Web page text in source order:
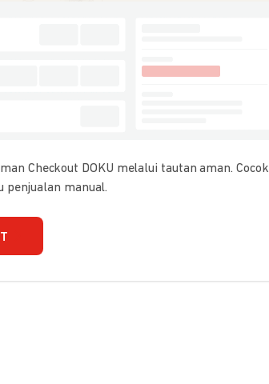
Checkout DOKU melalui tautan aman. Cocok
penjualan manual.